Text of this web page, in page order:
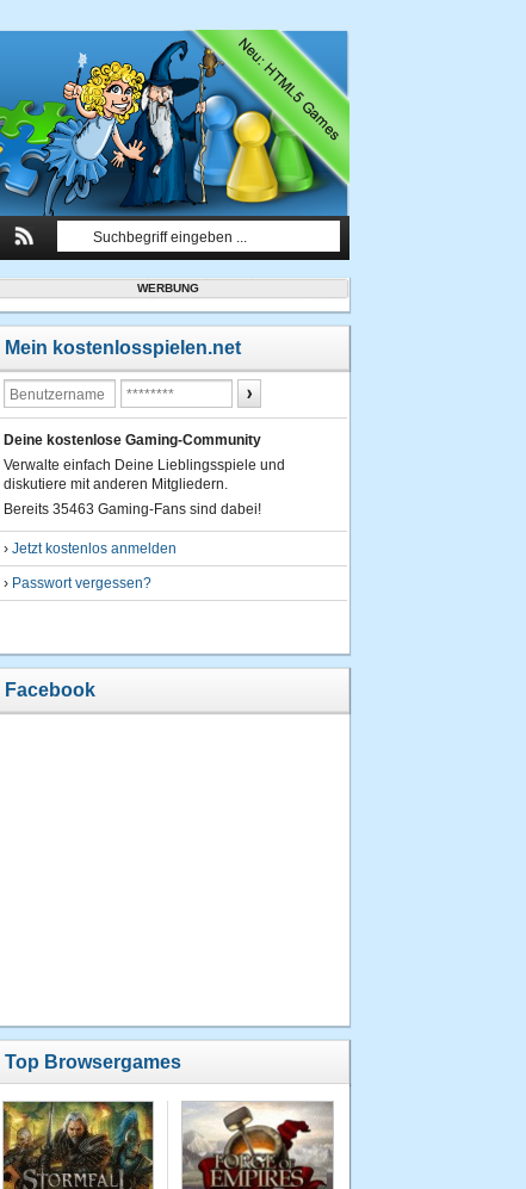
WERBUNG
Mein kostenlosspielen.net
Deine kostenlose Gaming-Community
Verwalte einfach Deine Lieblingsspiele und
diskutiere mit anderen Mitgliedern.
Bereits 35463 Gaming-Fans sind dabei!
› Jetzt kostenlos anmelden
› Passwort vergessen?
Facebook
Top Browsergames